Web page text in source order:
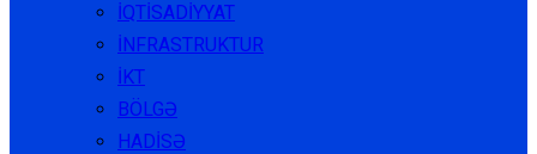
İQTİSADİYYAT
İNFRASTRUKTUR
İKT
BÖLGƏ
HADİSƏ